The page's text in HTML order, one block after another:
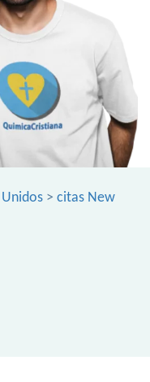
> citas New